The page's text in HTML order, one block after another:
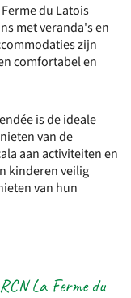
Ferme du Latois
met veranda's en
zijn
comfortabel en
is de ideale
van de
aan activiteiten en
kinderen veilig
van hun
La Ferme du